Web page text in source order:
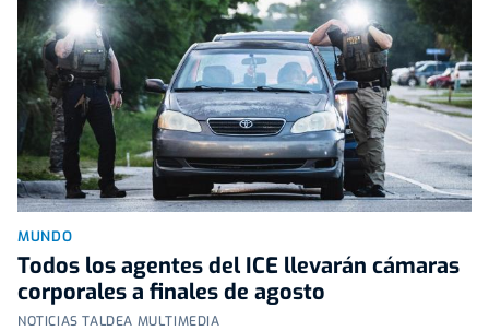
MUNDO
Todos los agentes del ICE llevarán cámaras
corporales a finales de agosto
NOTICIAS TALDEA MULTIMEDIA